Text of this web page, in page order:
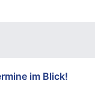
im Blick!